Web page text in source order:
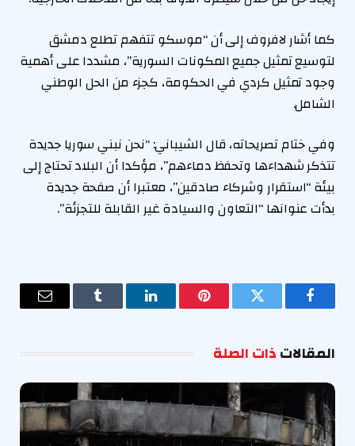
كما أشار لافروف إلى أن “موسكو تتفهم تطلع دمشق
لتوسيع تمثيل جميع المكونات السورية”، مشددا على أهمية
وجود تمثيل كردي في الحكومة، كجزء من الحل الوطني
الشامل.
وفي ختام تصريحاته، قال الشيباني: “نحن نبني سوريا جديدة
تتذكر شهداءها وتحفظ دماءهم”، مؤكدا أن البلاد تحتاج إلى
بيئة “استقرار وشركاء صادقين”، معتبرا أن صفحة جديدة
بدأت عنوانها “التعاون والسيادة غير القابلة للتجزئة”.
فيسبوك تويتر بينتيريستلينكدإن Tumblr
البريد
المقالاتذات الصلة